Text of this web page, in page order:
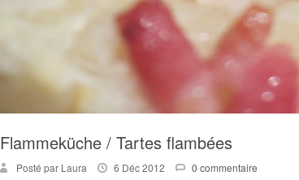
Flammeküche / Tartes flambées
Posté par Laura 6 Déc 2012
0 commentaire